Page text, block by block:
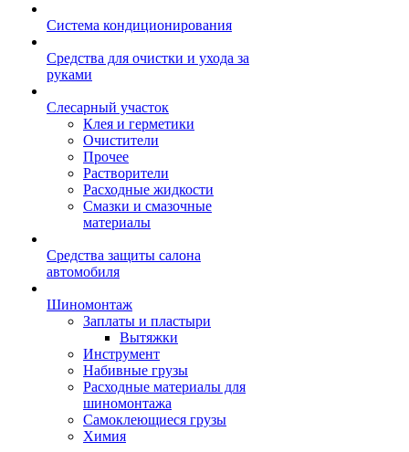
Система кондиционирования
Средства для очистки и ухода за
руками
Слесарный участок
Клея и герметики
Очистители
Прочее
Растворители
Расходные жидкости
Смазки и смазочные
материалы
Средства защиты салона
автомобиля
Шиномонтаж
Заплаты и пластыри
Вытяжки
Инструмент
Набивные грузы
Расходные материалы для
шиномонтажа
Самоклеющиеся грузы
Химия